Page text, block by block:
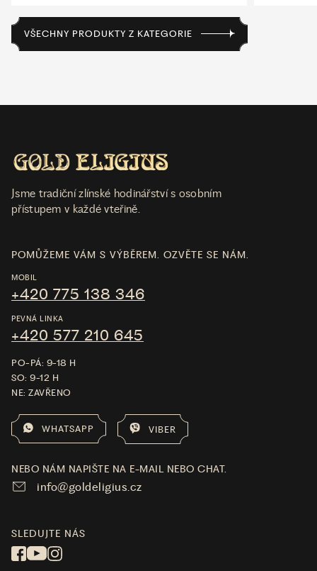
VŠECHNY PRODUKTY Z KATEGORIE
Jsme tradiční zlínské hodinářství s osobním
přístupem v každé vteřině.
POMŮŽEME VÁM S VÝBĚREM. OZVĚTE SE NÁM.
MOBIL
+420 775 138 346
PEVNÁ LINKA
+420 577 210 645
PO-PÁ: 9-18 H
SO: 9-12 H
NE: ZAVŘENO
WHATSAPP VIBER
NEBO NÁM NAPIŠTE NA E-MAIL NEBO CHAT.
info@goldeligius.cz
SLEDUJTE NÁS